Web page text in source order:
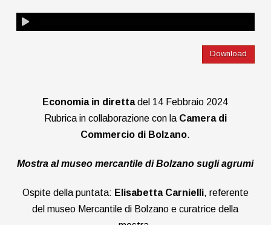
Download
Economia in direttadel 14 Febbraio 2024
Rubrica in collaborazione con la Camera di
Commercio di Bolzano.
Mostra al museo mercantile di Bolzano sugli agrumi
Ospite della puntata: Elisabetta Carnielli, referente
del museo Mercantile di Bolzano e curatrice della